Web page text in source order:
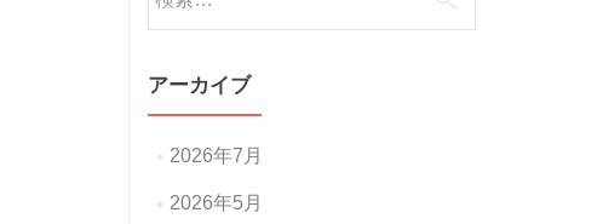
索:
アーカイブ
2026年7月
2026年5月